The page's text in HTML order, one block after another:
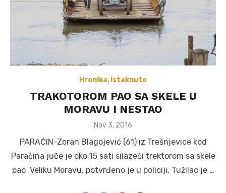
Hronika, Istaknuto
TRAKOTOROM PAO SA SKELE U
MORAVU I NESTAO
Posted
Nov 3, 2016
PARAĆIN-Zoran Blagojević (61) iz Trešnjevice kod
Paraćina juče je oko 15 sati silazeći trektorom sa skele
pao Veliku Moravu, potvrđeno je u policiji. Tužilac je …